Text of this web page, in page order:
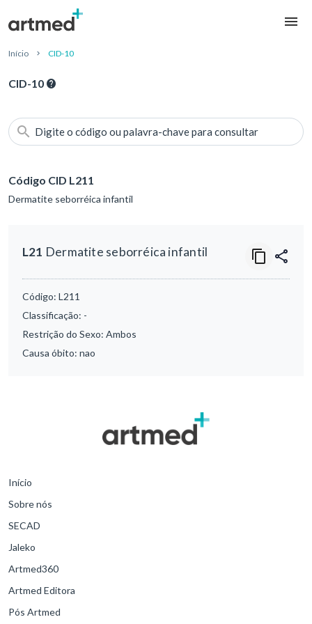
Início CID-10
CID-10
Digite o código ou palavra-chave para consultar
Código CID L211
Dermatite seborréica infantil
L21 Dermatite seborréica infantil
Código: L211
Classificação: -
Restrição do Sexo: Ambos
Causa óbito: nao
Início
Sobre nós
SECAD
Jaleko
Artmed360
Artmed Editora
Pós Artmed